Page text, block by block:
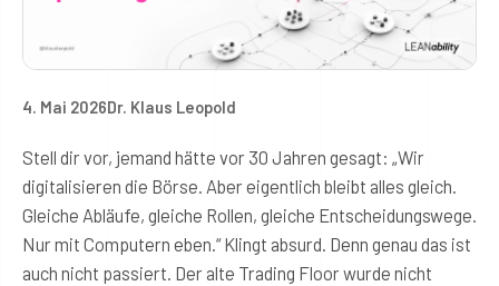
4. Mai 2026Dr. Klaus Leopold
Stell dir vor, jemand hätte vor 30 Jahren gesagt: „Wir
digitalisieren die Börse. Aber eigentlich bleibt alles gleich.
Gleiche Abläufe, gleiche Rollen, gleiche Entscheidungswege.
Nur mit Computern eben.“ Klingt absurd. Denn genau das ist
auch nicht passiert. Der alte Trading Floor wurde nicht